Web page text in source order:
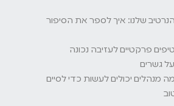
– הנרטיב שלנו: איך לספר את הסיפור
– טיפים פרקטיים לעזיבה נכונה
גשרים
– מה מנהלים יכולים לעשות כדי לסיים